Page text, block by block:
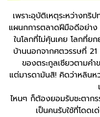
เพราะอุบัติเหตุระหว่างทริ
แผนกการตลาดฝีมือดีอย่า
ในโลกที่ไม่คุ้นเคย โลกที่
บ้านนอกจากศตวรรษที่ 21
ของตระกูลเซียวตามค
แต่มารดามันสิ! คิดว่าหลินห
ไหนๆ ก็ต้องยอมรับชะตากร
เป็นคนรับใช้ที่โดด